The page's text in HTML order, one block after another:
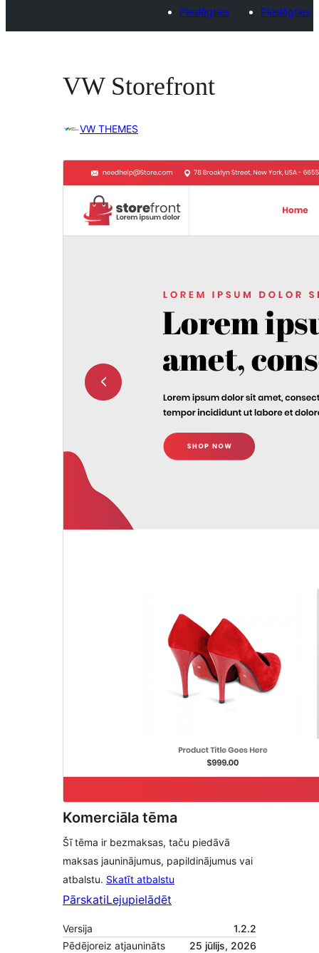
Pieslēgties
Pieslēgties
VW Storefront
VW THEMES
Komerciāla tēma
Šī tēma ir bezmaksas, taču piedāvā
maksas jauninājumus, papildinājumus vai
atbalstu. Skatīt atbalstu
PārskatiLejupielādēt
Versija
1.2.2
Pēdējoreiz atjaunināts
25 jūlijs, 2026